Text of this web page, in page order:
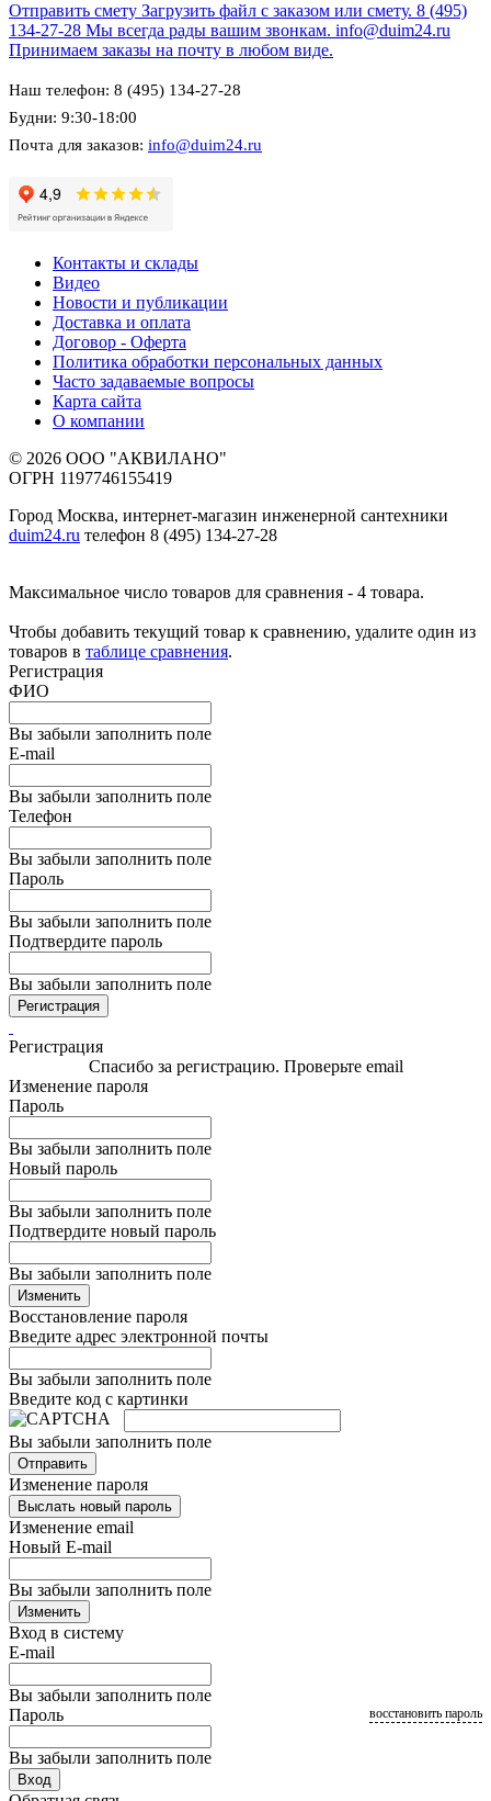
Отправить смету Загрузить файл с заказом или смету. 8 (495)
134-27-28 Мы всегда рады вашим звонкам. info@duim24.ru
Принимаем заказы на почту в любом виде.
Наш телефон: 8 (495) 134-27-28
Будни: 9:30-18:00
Почта для заказов: info@duim24.ru
Контакты и склады
Видео
Новости и публикации
Доставка и оплата
Договор - Оферта
Политика обработки персональных данных
Часто задаваемые вопросы
Карта сайта
О компании
© 2026 ООО "АКВИЛАНО"
ОГРН 1197746155419
Город Москва, интернет-магазин инженерной сантехники
duim24.ru телефон 8 (495) 134-27-28
Максимальное число товаров для сравнения - 4 товара.
Чтобы добавить текущий товар к сравнению, удалите один из
товаров в таблице сравнения.
Регистрация
ФИО
Вы забыли заполнить поле
E-mail
Вы забыли заполнить поле
Телефон
Вы забыли заполнить поле
Пароль
Вы забыли заполнить поле
Подтвердите пароль
Вы забыли заполнить поле
Регистрация
Регистрация
Спасибо за регистрацию. Проверьте email
Изменение пароля
Пароль
Вы забыли заполнить поле
Новый пароль
Вы забыли заполнить поле
Подтвердите новый пароль
Вы забыли заполнить поле
Изменить
Восстановление пароля
Введите адрес электронной почты
Вы забыли заполнить поле
Введите код с картинки
Вы забыли заполнить поле
Отправить
Изменение пароля
Выслать новый пароль
Изменение email
Новый E-mail
Вы забыли заполнить поле
Изменить
Вход в систему
E-mail
Вы забыли заполнить поле
Пароль
Вы забыли заполнить поле
восстановить пароль
Вход